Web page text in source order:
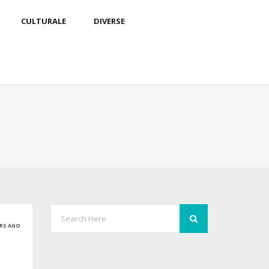
CULTURALE DIVERSE
AGO